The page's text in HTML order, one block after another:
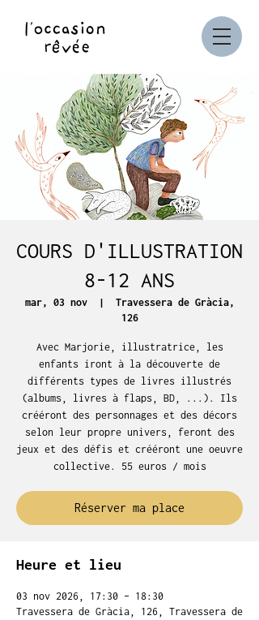
COURS D'ILLUSTRATION
8-12 ANS
mar, 03 nov
  |
Travessera de Gràcia,
126
Avec Marjorie, illustratrice, les
enfants iront à la découverte de
différents types de livres illustrés
(albums, livres à flaps, BD, ...). Ils
crééront des personnages et des décors
selon leur propre univers, feront des
jeux et des défis et crééront une oeuvre
collective. 55 euros / mois
Réserver ma place
Heure et lieu
03 nov 2026, 17:30 – 18:30
Travessera de Gràcia, 126, Travessera de